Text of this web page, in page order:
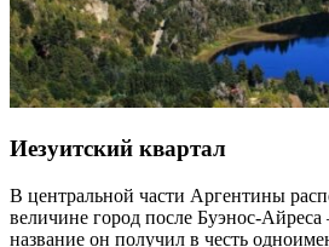
Иезуитский квартал
В центральной части Аргентины
величине город после Буэнос-
название он получил в честь